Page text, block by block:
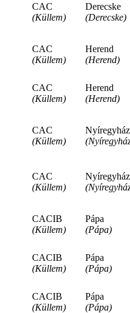
CAC
(Küllem)
Derecske
(Derecske)
CAC
(Küllem)
Herend
(Herend)
CAC
(Küllem)
Herend
(Herend)
CAC
(Küllem)
CAC
(Küllem)
CACIB
(Küllem)
Pápa
(Pápa)
CACIB
(Küllem)
Pápa
(Pápa)
CACIB
(Küllem)
Pápa
(Pápa)